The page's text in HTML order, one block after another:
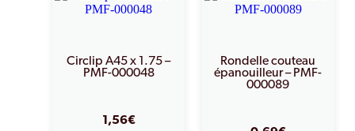
Circlip A45 x 1.75 –
PMF-000048
1,56€
Rondelle couteau
épanouilleur – PMF-
000089